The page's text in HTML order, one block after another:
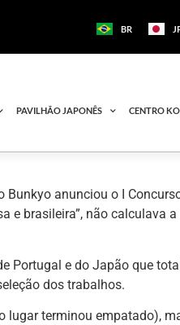
BR
PAVILHÃO JAPONÊS CENTRO
anunciou o I
e brasileira”, não calculava
Portugal e do Japão que
dos trabalhos.
lugar terminou empatado),